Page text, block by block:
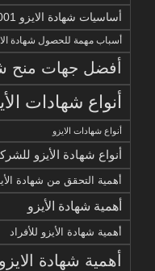
أساسيات شهادة الايزو 9001
أسباب مهمة للحصول شهادة
أفضل جهات منح
أنواع شهادات
أنواع شهادات الايزو
أنواع شهادة الأيزو
أهمية التحقق من شهادة
أهمية شهادة الأيزو
أهمية شهادة الأيزو للأفراد
أهمية شهادة الايزو